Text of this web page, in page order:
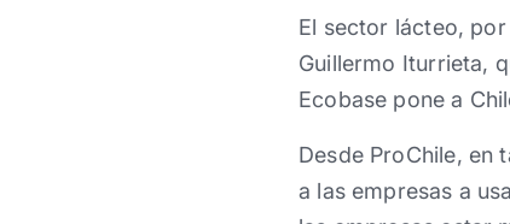
El sector lácteo,
Guillermo Iturrieta,
Ecobase pone a
Desde ProChile, en
a las empresas a